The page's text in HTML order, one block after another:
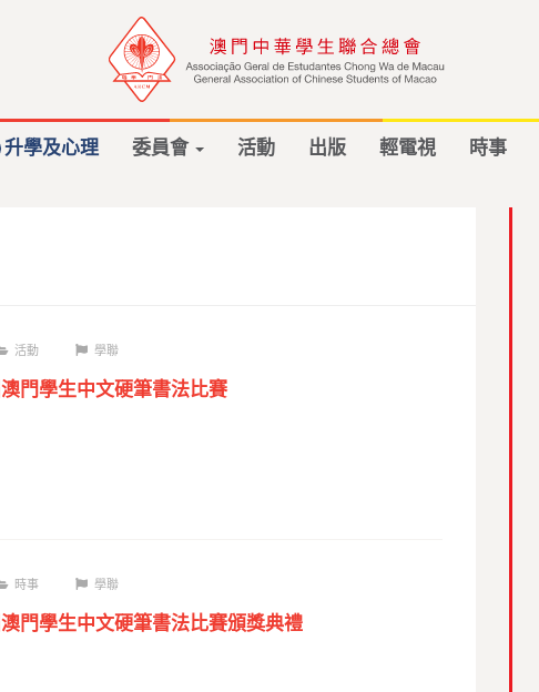
升學及心理 委員會 活動 出版 輕電視 時事
活動 學聯
門學生中文硬筆書法比賽
時事 學聯